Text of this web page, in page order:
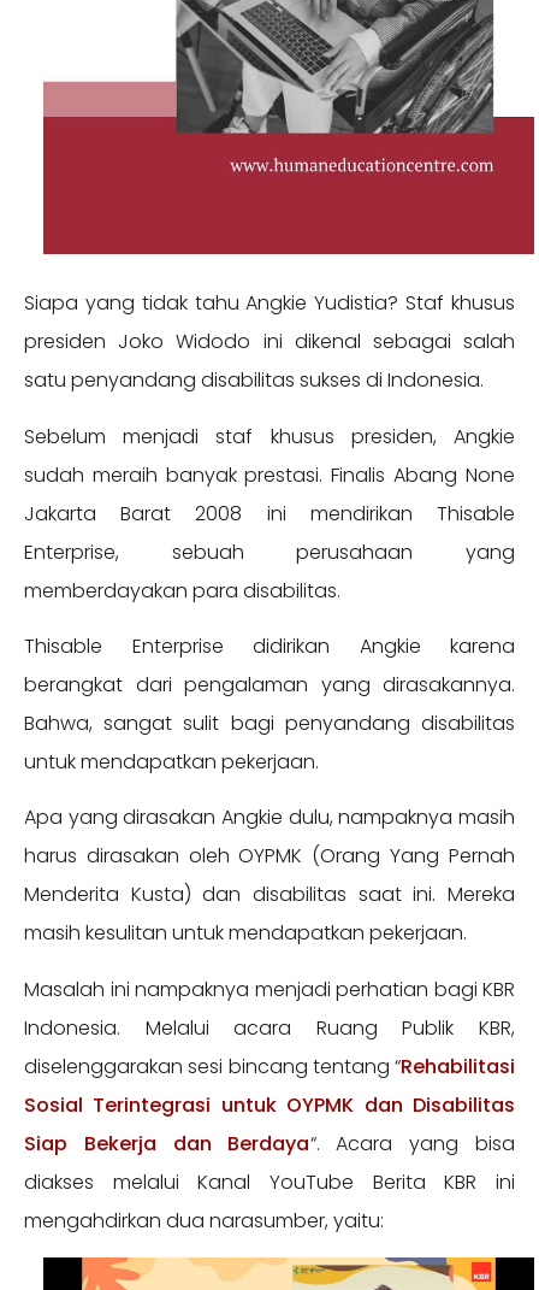
Siapa yang tidak tahu Angkie Yudistia? Staf khusus
presiden Joko Widodo ini dikenal sebagai salah
satu penyandang disabilitas sukses di Indonesia.
Sebelum menjadi staf khusus presiden, Angkie
sudah meraih banyak prestasi. Finalis Abang None
Jakarta Barat 2008 ini mendirikan Thisable
Enterprise, sebuah perusahaan yang
memberdayakan para disabilitas.
Thisable Enterprise didirikan Angkie karena
berangkat dari pengalaman yang dirasakannya.
Bahwa, sangat sulit bagi penyandang disabilitas
untuk mendapatkan pekerjaan.
Apa yang dirasakan Angkie dulu, nampaknya masih
harus dirasakan oleh OYPMK (Orang Yang Pernah
Menderita Kusta) dan disabilitas saat ini. Mereka
masih kesulitan untuk mendapatkan pekerjaan.
Masalah ini nampaknya menjadi perhatian bagi KBR
Indonesia. Melalui acara Ruang Publik KBR,
diselenggarakan sesi bincang tentang “Rehabilitasi
Sosial Terintegrasi untuk OYPMK dan Disabilitas
Siap Bekerja dan Berdaya“. Acara yang bisa
diakses melalui Kanal YouTube Berita KBR ini
mengahdirkan dua narasumber, yaitu: